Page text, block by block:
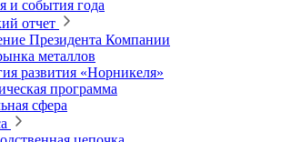
и события года
отчет
Президента Компании
металлов
развития «Норникеля»
программа
сфера